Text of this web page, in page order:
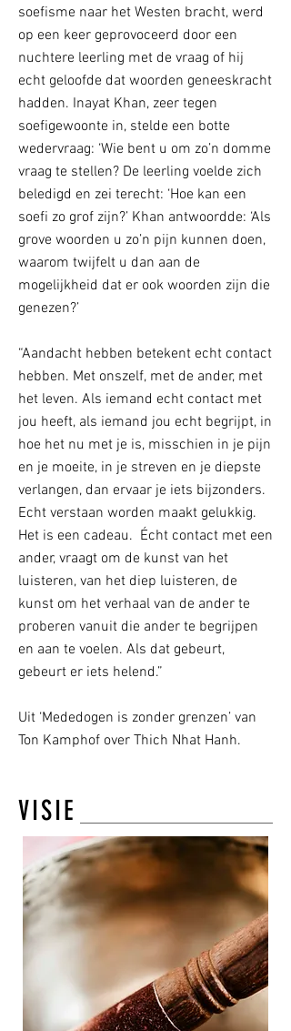
soefisme naar het Westen bracht, werd
op een keer geprovoceerd door een
nuchtere leerling met de vraag of hij
echt geloofde dat woorden geneeskracht
hadden. Inayat Khan, zeer tegen
soefigewoonte in, stelde een botte
wedervraag: ‘Wie bent u om zo’n domme
vraag te stellen? De leerling voelde zich
beledigd en zei terecht: ‘Hoe kan een
soefi zo grof zijn?’ Khan antwoordde: ‘Als
grove woorden u zo’n pijn kunnen doen,
waarom twijfelt u dan aan de
mogelijkheid dat er ook woorden zijn die
genezen?’
“Aandacht hebben betekent echt contact
hebben. Met onszelf, met de ander, met
het leven. Als iemand echt contact met
jou heeft, als iemand jou echt begrijpt, in
hoe het nu met je is, misschien in je pijn
en je moeite, in je streven en je diepste
verlangen, dan ervaar je iets bijzonders.
Echt verstaan worden maakt gelukkig.
Het is een cadeau. Écht contact met een
ander, vraagt om de kunst van het
luisteren, van het diep luisteren, de
kunst om het verhaal van de ander te
proberen vanuit die ander te begrijpen
en aan te voelen. Als dat gebeurt,
gebeurt er iets helend.”
Uit ‘Mededogen is zonder grenzen’ van
Ton Kamphof over Thich Nhat Hanh.
VISIE